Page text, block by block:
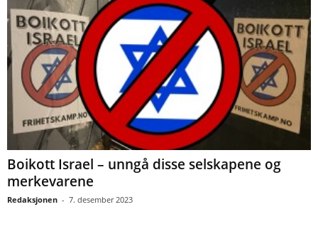
Boikott Israel – unngå disse selskapene og
merkevarene
Redaksjonen - 7. desember 2023